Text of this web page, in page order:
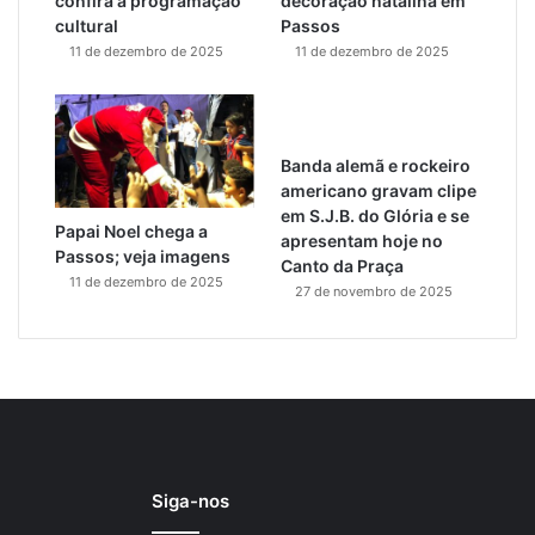
cultural
11 de dezembro de 2025
Passos
11 de dezembro de 2025
Papai Noel chega a
Passos; veja imagens
11 de dezembro de 2025
Banda alemã e rockeiro
americano gravam clipe
em S.J.B. do Glória e se
apresentam hoje no
Canto da Praça
27 de novembro de 2025
Siga-nos